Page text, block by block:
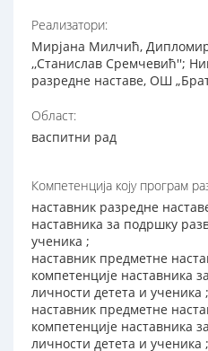
Реализатори:
Мирјана Милчић,
,,Станислав Сремчевић'';
разредне наставе, ОШ
Област:
васпитни рад
Компетенција коју програм
наставник разредне
наставника за подршку
ученика ;
наставник предметне
компетенције наставника
личности детета и ученика ;
наставник предметне
компетенције наставника
личности детета и ученика ;